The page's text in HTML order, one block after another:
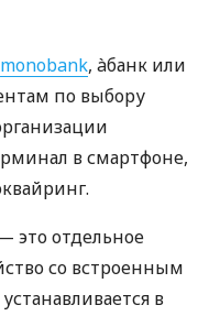
monobank, àбанк или
по выбору
в смартфоне,
это отдельное
со встроенным
в